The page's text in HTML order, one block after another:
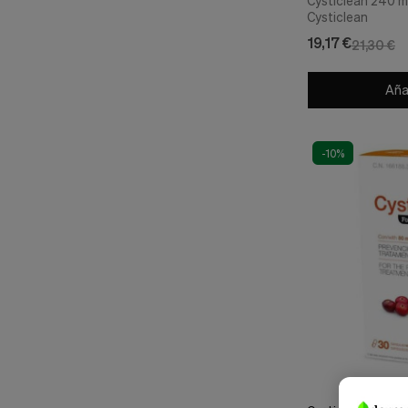
Cysticlean
21,30 €
19,17 €
-10%